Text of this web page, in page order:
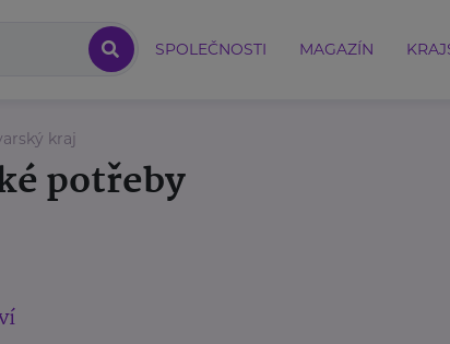
SPOLEČNOSTI MAGAZÍN
kraj
potřeby